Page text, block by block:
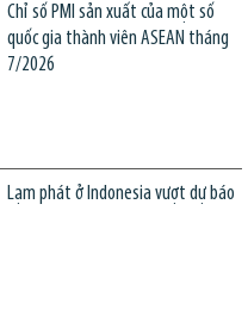
Chỉ số PMI sản xuất của một số
quốc gia thành viên ASEAN tháng
7/2026
Lạm phát ở Indonesia vượt dự báo